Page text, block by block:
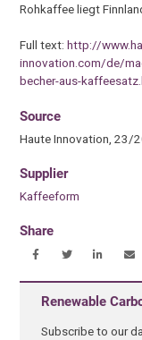
Rohkaffee liegt
Full text:http://
innovation.com/de/
becher-aus-
Source
Haute Innovation, 23/
Supplier
Kaffeeform
Share
Renewable
Subscribe to our